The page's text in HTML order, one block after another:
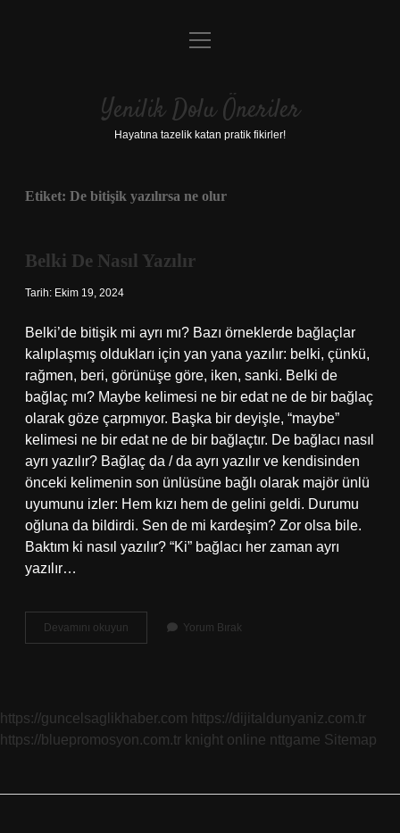
Anasayfa
Yasal Uyarı
menüyü
Yenilik Dolu Öneriler
Hayatına tazelik katan pratik fikirler!
Etiket: De bitişik yazılırsa ne olur
Belki De Nasıl Yazılır
Tarih: Ekim 19, 2024
Belki’de bitişik mi ayrı mı? Bazı örneklerde bağlaçlar
kalıplaşmış oldukları için yan yana yazılır: belki, çünkü,
rağmen, beri, görünüşe göre, iken, sanki. Belki de
bağlaç mı? Maybe kelimesi ne bir edat ne de bir bağlaç
olarak göze çarpmıyor. Başka bir deyişle, “maybe”
kelimesi ne bir edat ne de bir bağlaçtır. De bağlacı nasıl
ayrı yazılır? Bağlaç da / da ayrı yazılır ve kendisinden
önceki kelimenin son ünlüsüne bağlı olarak majör ünlü
uyumunu izler: Hem kızı hem de gelini geldi. Durumu
oğluna da bildirdi. Sen de mi kardeşim? Zor olsa bile.
Baktım ki nasıl yazılır? “Ki” bağlacı her zaman ayrı
yazılır…
Devamını okuyun
De
Yorum Bırak
https://guncelsaglikhaber.com https://dijitaldunyaniz.com.tr
https://bluepromosyon.com.tr knight online nttgame Sitemap